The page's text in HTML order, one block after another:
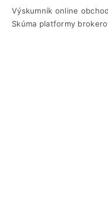
Výskumník online
Skúma platformy